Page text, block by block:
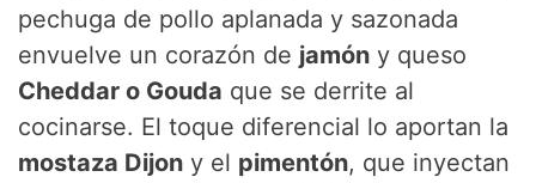
pechuga de pollo aplanada y sazonada
envuelve un corazón de jamón y queso
Cheddar o Gouda que se derrite al
cocinarse. El toque diferencial lo aportan la
mostaza Dijon y el pimentón, que inyectan